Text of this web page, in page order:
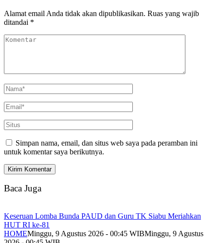
Alamat email Anda tidak akan dipublikasikan. Ruas yang wajib
ditandai *
Simpan nama, email, dan situs web saya pada peramban ini
untuk komentar saya berikutnya.
Baca Juga
Keseruan Lomba Bunda PAUD dan Guru TK Siabu Meriahkan
HUT RI ke-81
HOMEMinggu, 9 Agustus 2026 - 00:45 WIBMinggu, 9 Agustus